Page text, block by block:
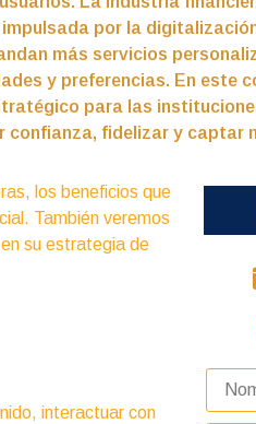
por la
más servicios
y preferencias. En este
para las
confianza, fidelizar y captar
los beneficios que
También veremos
su estrategia de
interactuar con